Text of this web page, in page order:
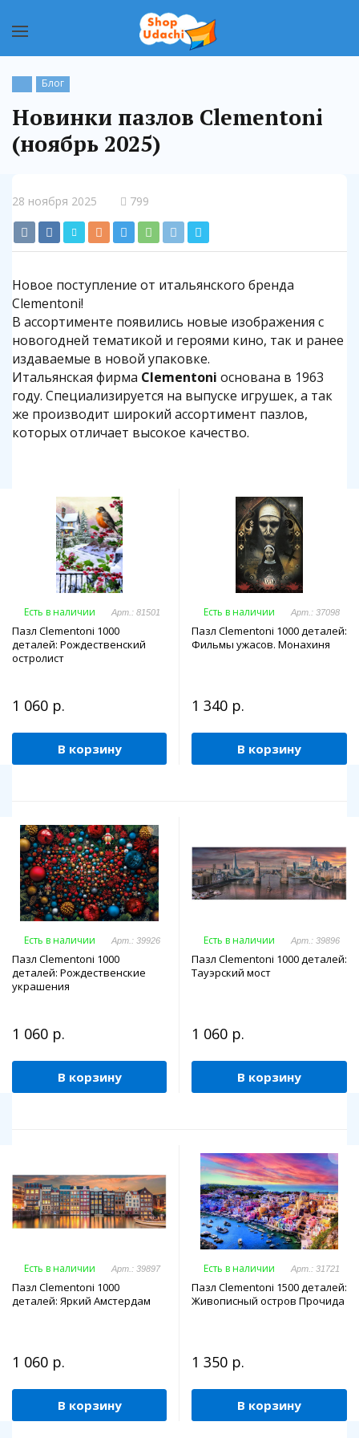
Блог
Новинки пазлов Clementoni
(ноябрь 2025)
28 ноября 2025 799
Новое поступление от итальянского бренда
Clementoni!
В ассортименте появились новые изображения с
новогодней тематикой и героями кино, так и ранее
издаваемые в новой упаковке.
Итальянская фирма Clementoni основана в 1963
году. Специализируется на выпуске игрушек, а так
же производит широкий ассортимент пазлов,
которых отличает высокое качество.
Есть в наличии Арт.: 81501
Пазл Clementoni 1000
деталей: Рождественский
остролист
1 060 р.
В корзину
Есть в наличии Арт.: 37098
Пазл Clementoni 1000 деталей:
Фильмы ужасов. Монахиня
1 340 р.
В корзину
Есть в наличии Арт.: 39926
Пазл Clementoni 1000
деталей: Рождественские
украшения
1 060 р.
В корзину
Есть в наличии Арт.: 39896
Пазл Clementoni 1000 деталей:
Тауэрский мост
1 060 р.
В корзину
Есть в наличии Арт.: 39897
Пазл Clementoni 1000
деталей: Яркий Амстердам
1 060 р.
В корзину
Есть в наличии Арт.: 31721
Пазл Clementoni 1500 деталей:
Живописный остров Прочида
1 350 р.
В корзину